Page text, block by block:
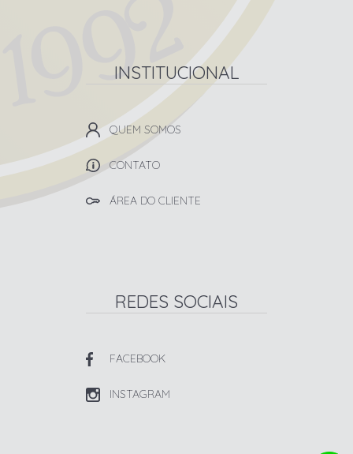
INSTITUCIONAL
QUEM SOMOS
CONTATO
ÁREA DO CLIENTE
REDES SOCIAIS
FACEBOOK
INSTAGRAM